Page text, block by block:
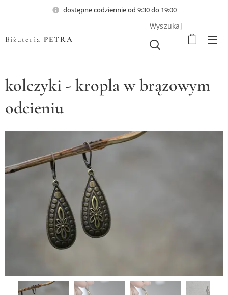
dostępne codziennie od 9:30 do 19:00
Biżuteria PETRA
Wyszukaj
kolczyki - kropla w brązowym
odcieniu